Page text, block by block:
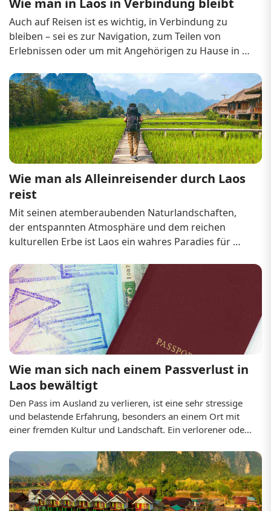
Auch auf Reisen ist es wichtig, in Verbindung zu
bleiben – sei es zur Navigation, zum Teilen von
Erlebnissen oder um mit Angehörigen zu Hause in
Entwicklungsland, aber die Infrastruktur für
Internetverbindungen verbessert sich stetig.
Mobilfunknetze in Laos
D...
Wie man als Alleinreisender durch Laos
reist
Mit seinen atemberaubenden Naturlandschaften,
der entspannten Atmosphäre und dem reichen
kulturellen Erbe ist Laos ein wahres Paradies für
gleichermaßen suchen. Von dichten Dschungeln zum
Trekking über Kreuzfahrten auf dem mächtigen
Mekong bis hin zu...
Wie man sich nach einem Passverlust in
Laos bewältigt
Den Pass im Ausland zu verlieren, ist eine sehr stressige
und belastende Erfahrung, besonders an einem Ort mit
einer fremden Kultur und Landschaft. Ein verlorener oder
Reiseberechtigungsnachweis, was Pläne
durcheinanderbringt und Angst auslöst. Auch wenn es
eine Herausforderung ist, lässt sich ein solcher Prozess mit
den richtigen Schritten und einer guten Vorbereitung